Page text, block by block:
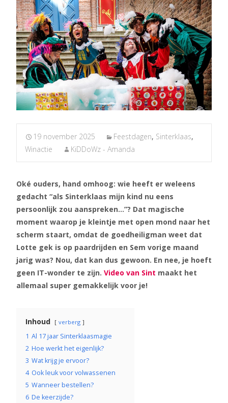
19 november 2025 Feestdagen, Sinterklaas,
Winactie
KiDDoWz - Amanda
Oké ouders, hand omhoog: wie heeft er weleens
gedacht “als Sinterklaas mijn kind nu eens
persoonlijk zou aanspreken…”? Dat magische
moment waarop je kleintje met open mond naar het
scherm staart, omdat de goedheiligman weet dat
Lotte gek is op paardrijden en Sem vorige maand
jarig was? Nou, dat kan dus gewoon. En nee, je hoeft
geen IT-wonder te zijn. Video van Sint maakt het
allemaal super gemakkelijk voor je!
Inhoud verberg
1 Al 17 jaar Sinterklaasmagie
2 Hoe werkt het eigenlijk?
3 Wat krijg je ervoor?
4 Ook leuk voor volwassenen
5 Wanneer bestellen?
6 De keerzijde?